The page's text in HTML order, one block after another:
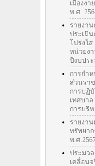
เมืองง
พ.ศ.
รายงาน
ประเมิ
โปร่งใ
หน่วยง
ปีงบปร
การกำ
ส่วนรา
การปฏิ
เทศบา
การบริ
รายงา
ทรัพยา
พ.ศ
ประมว
เคลื่อน